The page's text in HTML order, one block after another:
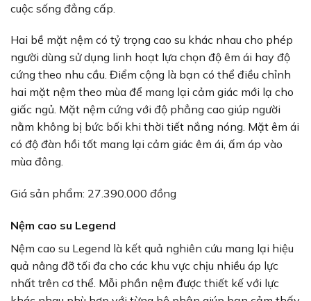
cuộc sống đẳng cấp.
Hai bề mặt nệm có tỷ trọng cao su khác nhau cho phép
người dùng sử dụng linh hoạt lựa chọn độ êm ái hay độ
cứng theo nhu cầu. Điểm cộng là bạn có thể điều chỉnh
hai mặt nệm theo mùa để mang lại cảm giác mới lạ cho
giấc ngủ. Mặt nệm cứng với độ phẳng cao giúp người
nằm không bị bức bối khi thời tiết nắng nóng. Mặt êm ái
có độ đàn hồi tốt mang lại cảm giác êm ái, ấm áp vào
mùa đông.
Giá sản phẩm: 27.390.000 đồng
Nệm cao su Legend
Nệm cao su Legend là kết quả nghiên cứu mang lại hiệu
quả nâng đỡ tối đa cho các khu vực chịu nhiều áp lực
nhất trên cơ thể. Mỗi phần nệm được thiết kế với lực